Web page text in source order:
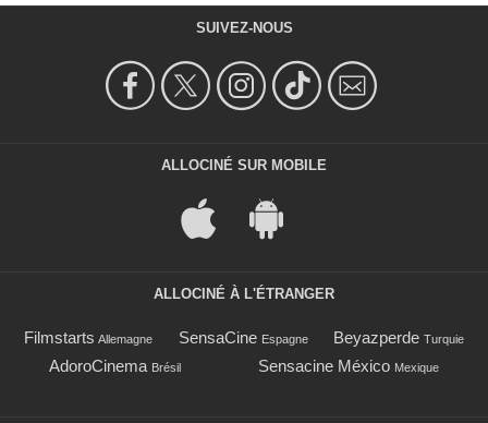
SUIVEZ-NOUS
ALLOCINÉ SUR MOBILE
ALLOCINÉ À L'ÉTRANGER
Filmstarts Allemagne SensaCine Espagne Beyazperde Turquie
AdoroCinema Brésil Sensacine México Mexique